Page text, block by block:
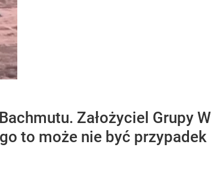
Założyciel Grupy
to może nie być przypadek